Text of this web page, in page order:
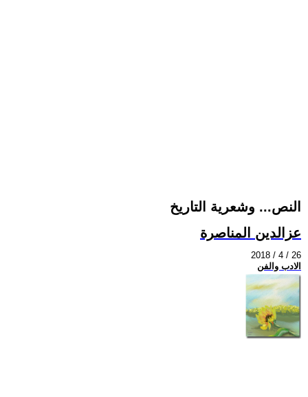
النص... وشعرية التاريخ
عزالدين المناصرة
2018 / 4 / 26
الادب والفن